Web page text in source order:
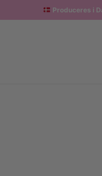
Produceres i